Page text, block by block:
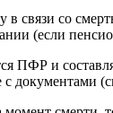
в связи со
(если
ПФР и
с